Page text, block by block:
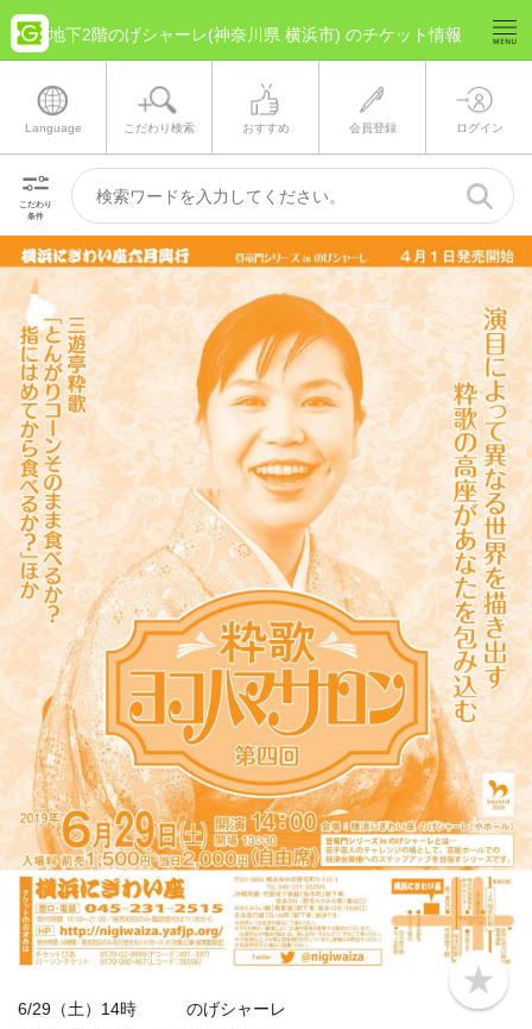
地下2階のげシャーレ(神奈川県 横浜市) のチケット情報
Language こだわり検索 おすすめ 会員登録 ログイン
こだわり
条件
b
o
6/29（土）14時 のげシャーレ